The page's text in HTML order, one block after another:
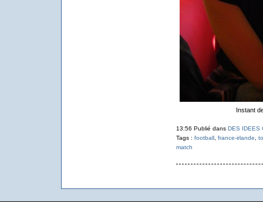
Instant
13:56 Publié dans DES IDEES
Tags : football, france-irlande
match